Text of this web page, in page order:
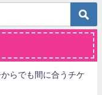
らでも間に合うチケ